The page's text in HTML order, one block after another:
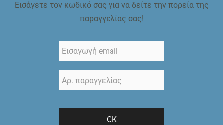
Εισάγετε τον κωδικό σας για να δείτε την πορεία της
παραγγελίας σας!
ΟΚ